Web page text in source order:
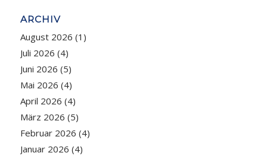
ARCHIV
August 2026 (1)
Juli 2026 (4)
Juni 2026 (5)
Mai 2026 (4)
April 2026 (4)
März 2026 (5)
Februar 2026 (4)
Januar 2026 (4)